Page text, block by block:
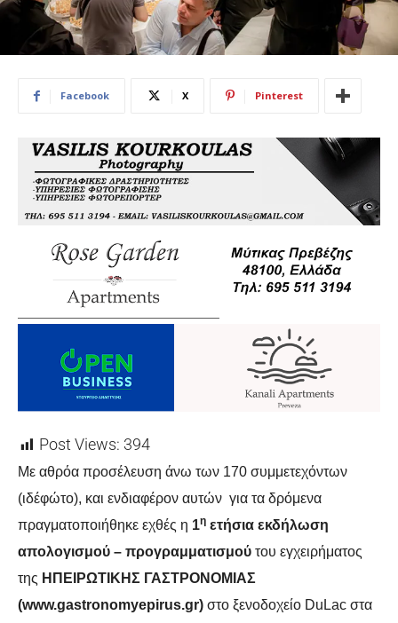
Facebook X Pinterest
Post Views: 394
Με αθρόα προσέλευση άνω των 170 συμμετεχόντων
(ιδέφώτο), και ενδιαφέρον αυτών για τα δρόμενα
πραγματοποιήθηκε εχθές η 1η ετήσια εκδήλωση
απολογισμού – προγραμματισμού του εγχειρήματος
της ΗΠΕΙΡΩΤΙΚΗΣ ΓΑΣΤΡΟΝΟΜΙΑΣ
(www.gastronomyepirus.gr) στο ξενοδοχείο DuLac στα